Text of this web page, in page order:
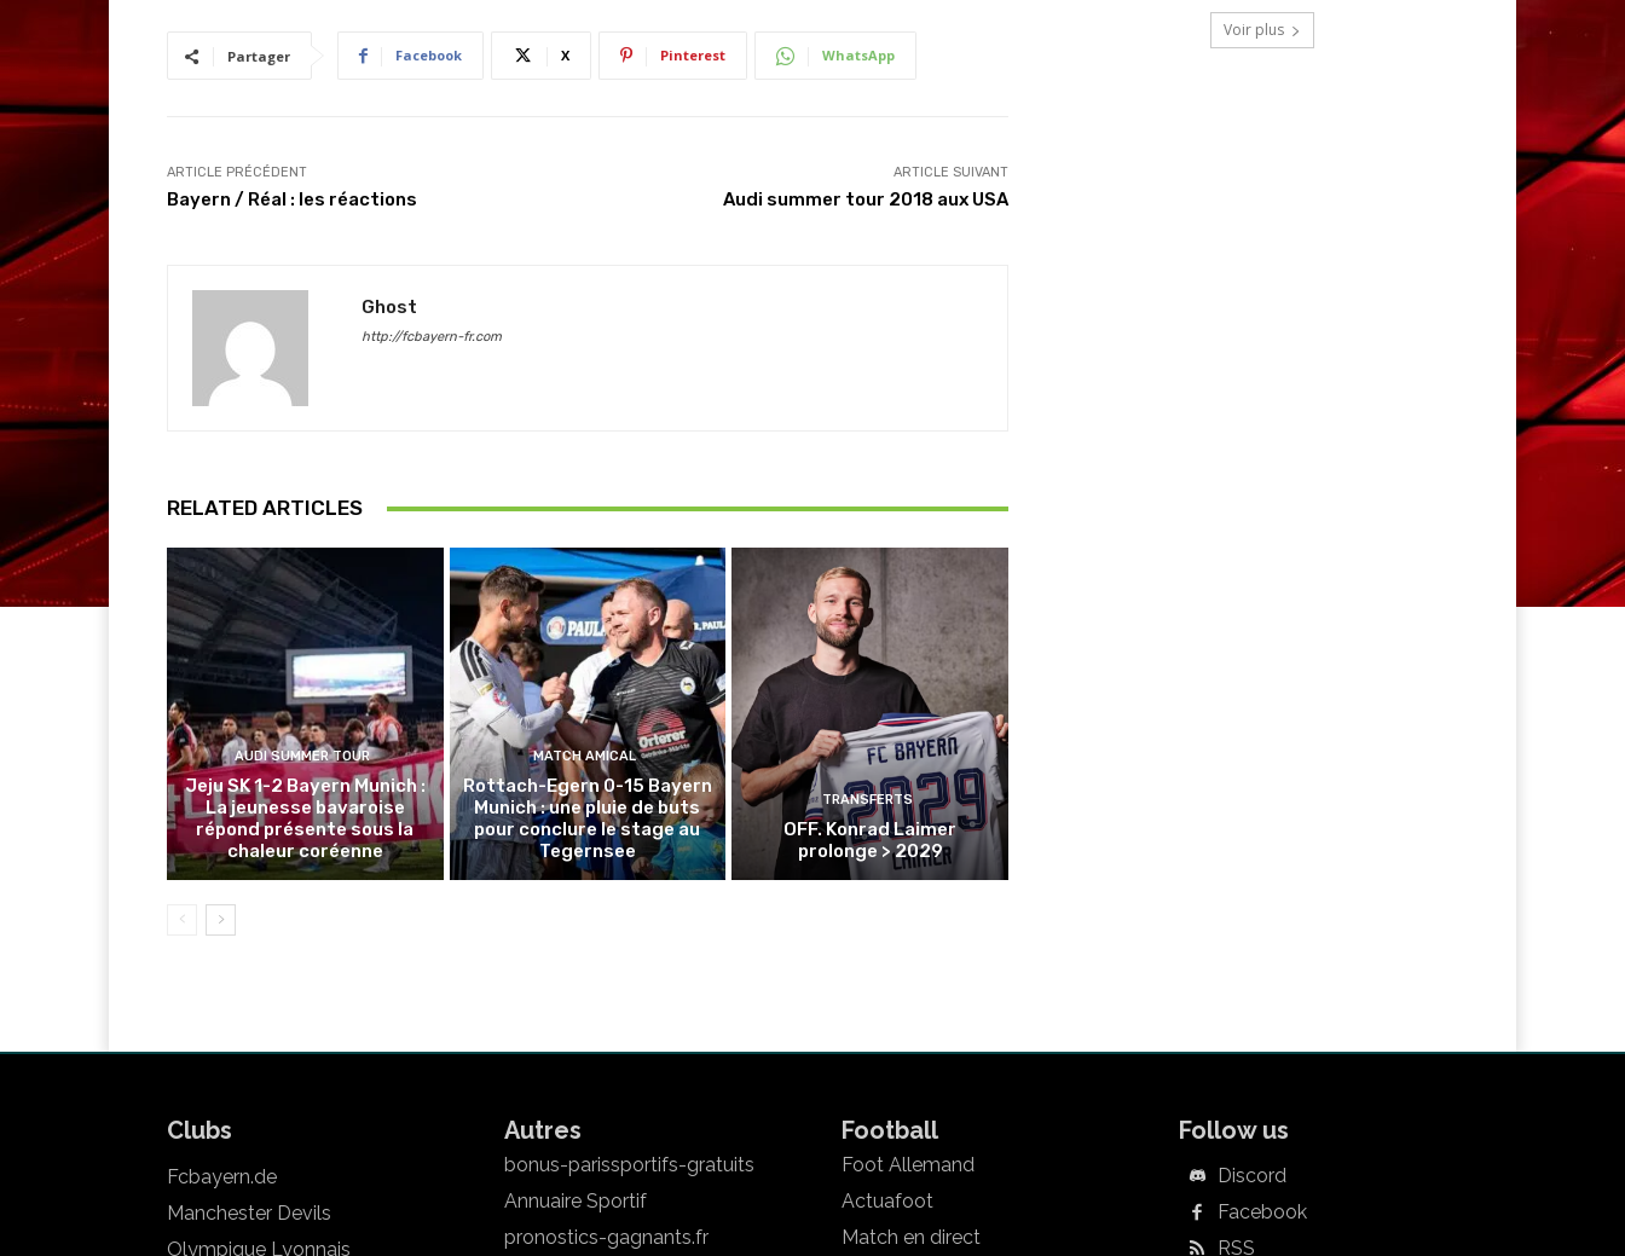
Partager Facebook X Pinterest WhatsApp
ARTICLE PRÉCÉDENT
Bayern / Réal : les réactions
ARTICLE SUIVANT
Audi summer tour 2018 aux USA
Ghost
http://fcbayern-fr.com
RELATED ARTICLES
AUDI SUMMER TOUR
Jeju SK 1-2 Bayern Munich :
La jeunesse bavaroise
répond présente sous la
chaleur coréenne
MATCH AMICAL
Rottach-Egern 0-15 Bayern
Munich : une pluie de buts
pour conclure le stage au
Tegernsee
TRANSFERTS
OFF. Konrad Laimer
prolonge > 2029
Voir plus
Clubs
Fcbayern.de
Manchester Devils
Olympique Lyonnais
Autres
bonus-parissportifs-gratuits
Annuaire Sportif
pronostics-gagnants.fr
Football
Foot Allemand
Actuafoot
Match en direct
Follow us
Discord
Facebook
RSS